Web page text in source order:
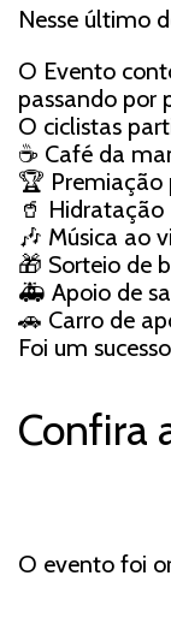
Nesse último
O Evento
passando por
O ciclistas
☕ Café da
🏆 Premiação
🥤 Hidratação
🎶 Música ao
🎁 Sorteio de
🚑 Apoio de
🚗 Carro de
Foi um
Confira
O evento foi